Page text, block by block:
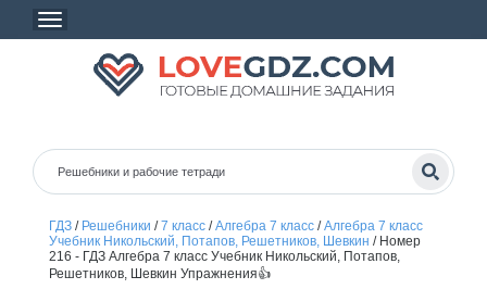
ГДЗ/ Решебники /7 класс/Алгебра 7 класс/Алгебра 7 класс
Учебник Никольский, Потапов, Решетников, Шевкин / Номер
216 - ГДЗ Алгебра 7 класс Учебник Никольский, Потапов,
Решетников, Шевкин Упражнения👍